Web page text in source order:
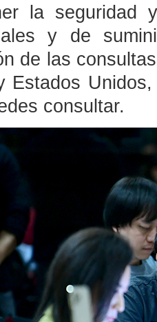
la seguridad
y de
de las
Estados
consultar.